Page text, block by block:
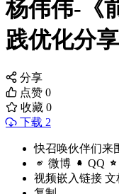
杨伟伟-《
践优化分享
分享
点赞 0
收藏 0
下载 2
快召唤伙伴们来
微博 QQ
视频嵌入链接 文